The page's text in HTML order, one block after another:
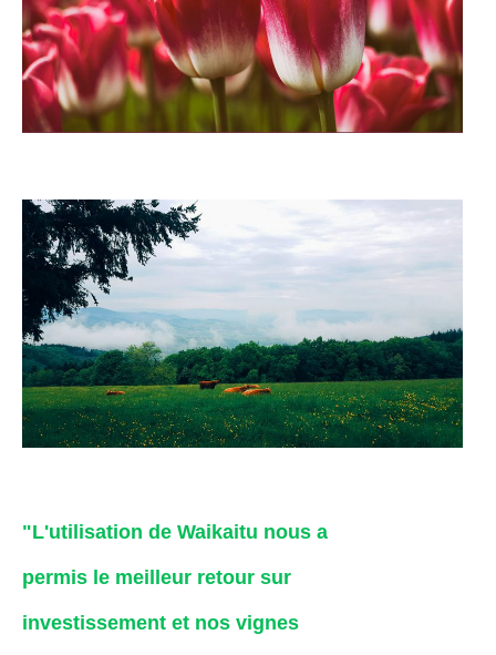
"L'utilisation de Waikaitu nous a
permis le meilleur retour sur
investissement et nos vignes